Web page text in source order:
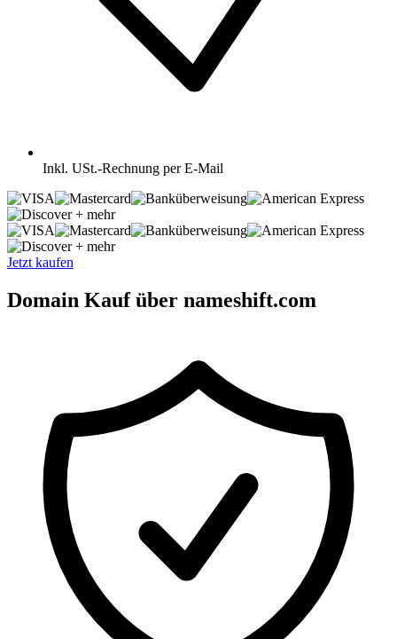
Inkl. USt.-Rechnung per E-Mail
+ mehr
+ mehr
Jetzt kaufen
Domain Kauf über nameshift.com